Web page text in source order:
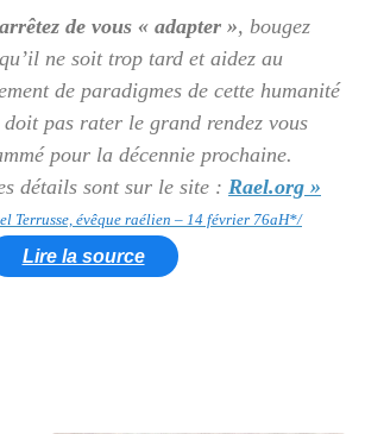
de vous « adapter », bougez
ne soit trop tard et aidez au
de paradigmes de cette humanité
pas rater le grand rendez vous
pour la décennie prochaine.
détails sont sur le site : Rael.org »
Terrusse, évêque raélien – 14 février 76aH*/
Lire la source